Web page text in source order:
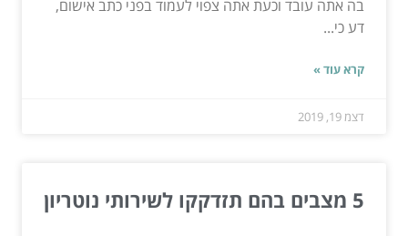
בה אתה עובד וכעת אתה צפוי לעמוד בפני כתב אישום,
דע כי...
קרא עוד »
דצמ 19, 2019
5 מצבים בהם תזדקקו לשירותי נוטריון